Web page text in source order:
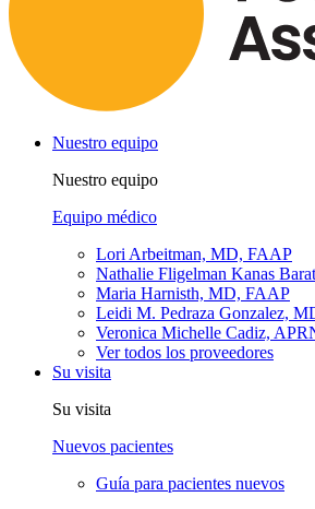
Nuestro equipo
Nuestro equipo
Equipo médico
Lori Arbeitman, MD, FAAP
Nathalie Fligelman Kanas
Maria Harnisth, MD, FAAP
Leidi M. Pedraza Gonzalez,
Veronica Michelle Cadiz,
Ver todos los proveedores
Su visita
Su visita
Nuevos pacientes
Guía para pacientes nuevos